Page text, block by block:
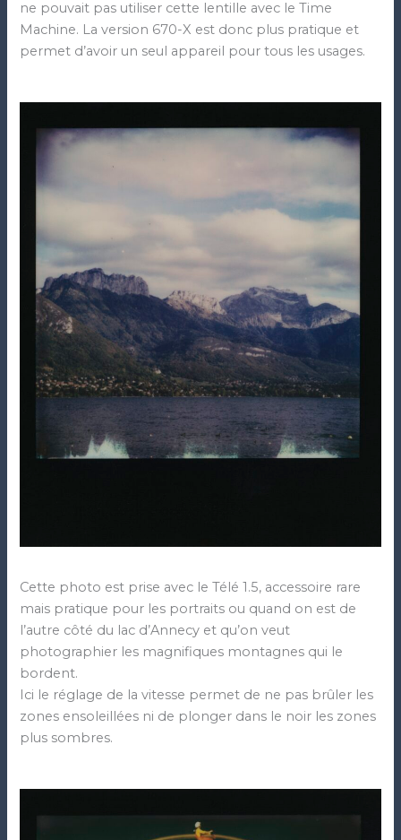
ne pouvait pas utiliser cette lentille avec le Time
Machine. La version 670-X est donc plus pratique et
permet d’avoir un seul appareil pour tous les usages.
Cette photo est prise avec le Télé 1.5, accessoire rare
mais pratique pour les portraits ou quand on est de
l’autre côté du lac d’Annecy et qu’on veut
photographier les magnifiques montagnes qui le
bordent.
Ici le réglage de la vitesse permet de ne pas brûler les
zones ensoleillées ni de plonger dans le noir les zones
plus sombres.